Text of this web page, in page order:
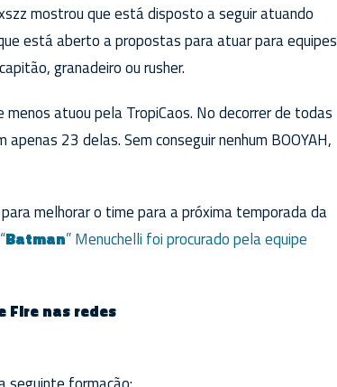
mostrou que está disposto a seguir atuando
está aberto a propostas para atuar para equipes
granadeiro ou rusher.
atuou pela TropiCaos. No decorrer de todas
23 delas. Sem conseguir nenhum BOOYAH,
melhorar o time para a próxima temporada da
Batman” Menuchelli foi procurado pela equipe
Fire nas redes